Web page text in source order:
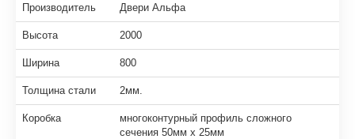
Производитель Двери Альфа
Высота 2000
Ширина 800
Толщина стали 2мм.
Коробка
многоконтурный профиль сложного
сечения 50мм х 25мм